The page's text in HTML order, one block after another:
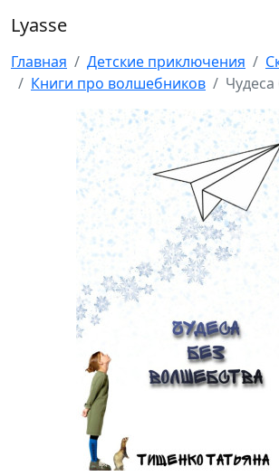
Lyasse
Главная Детские приключения
Книги про волшебников